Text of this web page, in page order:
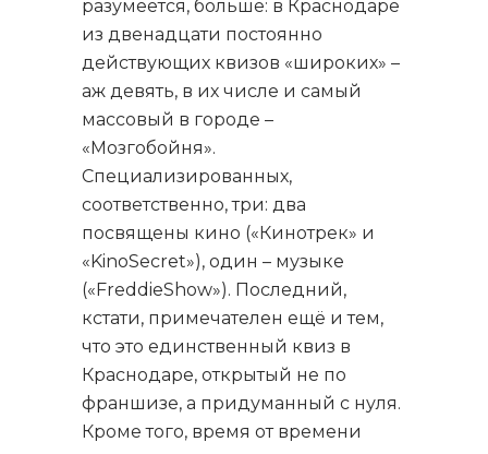
разумеется, больше: в Краснодаре
из двенадцати постоянно
действующих квизов «широких» –
аж девять, в их числе и самый
массовый в городе –
«Мозгобойня».
Специализированных,
соответственно, три: два
посвящены кино («Кинотрек» и
«KinoSecret»), один – музыке
(«FreddieShow»). Последний,
кстати, примечателен ещё и тем,
что это единственный квиз в
Краснодаре, открытый не по
франшизе, а придуманный с нуля.
Кроме того, время от времени